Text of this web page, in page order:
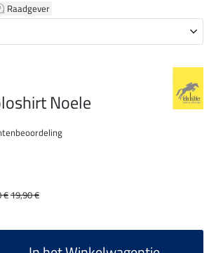
Raadgever
Noele
€19,90 €